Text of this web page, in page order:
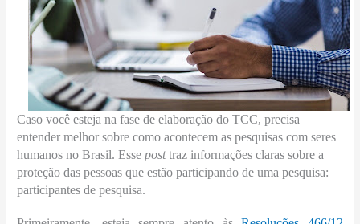
Caso você esteja na fase de elaboração do TCC, precisa
entender melhor sobre como acontecem as pesquisas com seres
humanos no Brasil.Essepost traz informações claras sobre a
proteção das pessoas que estão participando de uma pesquisa:
participantes de pesquisa.